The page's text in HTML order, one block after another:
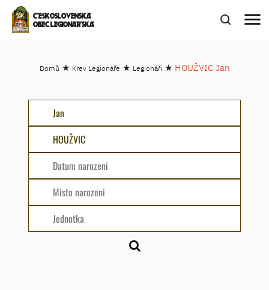
ČESKOSLOVENSKÁ
OBEC LEGIONÁŘSKÁ
menu
Domů ★ Krev Legionáře ★ Legionáři ★ HOUŽVIC Jan